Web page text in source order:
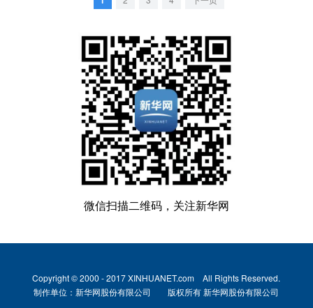
微信扫描二维码，关注新华网
Copyright © 2000 - 2017 XINHUANET.com All Rights Reserved.
制作单位：新华网股份有限公司 版权所有 新华网股份有限公司